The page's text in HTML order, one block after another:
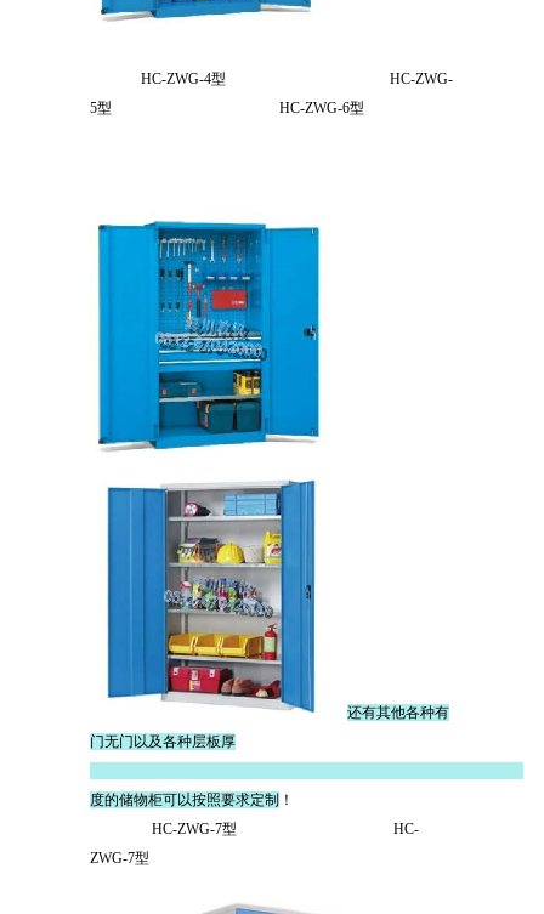
HC-ZWG-4型 HC-ZWG-
5型 HC-ZWG-6型
还有其他各种有
门无门以及各种层板厚
度的储物柜可以按照要求定制 ！
HC-ZWG-7型 HC-
ZWG-7型